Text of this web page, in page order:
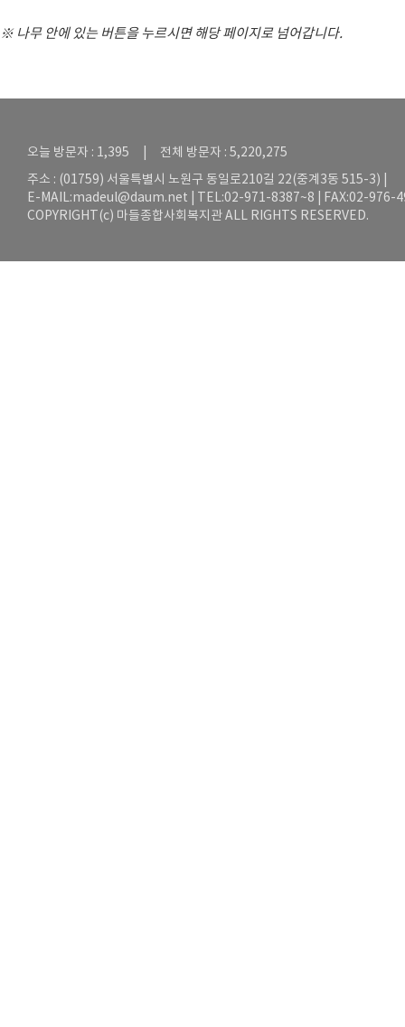
※ 나무 안에 있는 버튼을 누르시면 해당 페이지로 넘어갑니다.
오늘 방문자 : 1,395 | 전체 방문자 : 5,220,275
주소 : (01759) 서울특별시 노원구 동일로210길 22(중계3동 515-3) |
E-MAIL:madeul@daum.net | TEL:02-971-8387~8 | FAX:02-976-
COPYRIGHT(c) 마들종합사회복지관 ALL RIGHTS RESERVED.